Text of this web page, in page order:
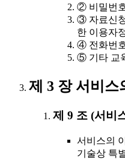
② 비밀번
③ 자료신
한 이용자
④ 전화번
⑤ 기타 교
제 3 장 서비스
제 9 조 (서비
서비스의
기술상 특